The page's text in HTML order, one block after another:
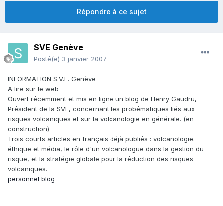
Répondre à ce sujet
SVE Genève
Posté(e) 3 janvier 2007
INFORMATION S.V.E. Genève
A lire sur le web
Ouvert récemment et mis en ligne un blog de Henry Gaudru,
Président de la SVE, concernant les probématiques liés aux
risques volcaniques et sur la volcanologie en générale. (en
construction)
Trois courts articles en français déjà publiés : volcanologie.
éthique et média, le rôle d'un volcanologue dans la gestion du
risque, et la stratégie globale pour la réduction des risques
volcaniques.
personnel blog